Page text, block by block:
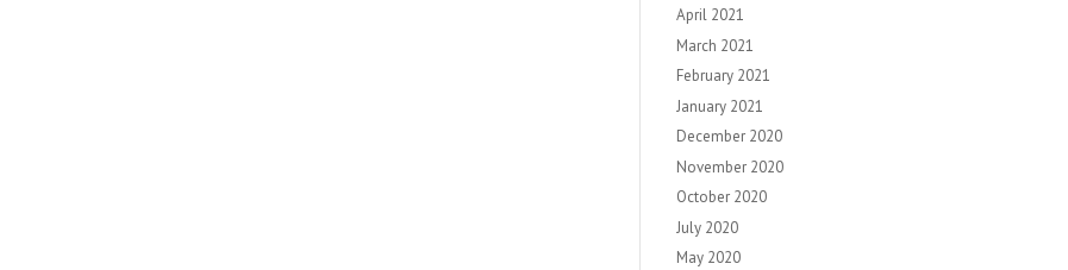
April 2021
March 2021
February 2021
January 2021
December 2020
November 2020
October 2020
July 2020
May 2020